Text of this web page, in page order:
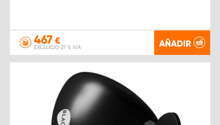
467 €
EXCLUIDO 21 % IVA AÑADIR